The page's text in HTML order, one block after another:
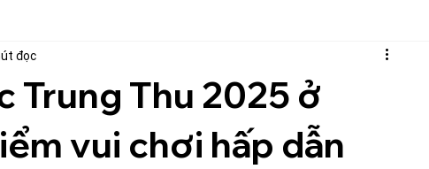
Trung Thu 2025 ở
vui chơi hấp dẫn
đọc